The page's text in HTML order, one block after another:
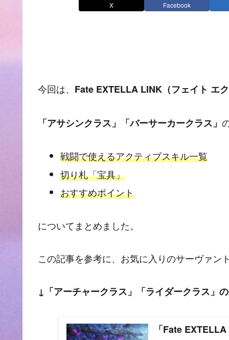
X Facebook
今回は、 Fate EXTELLA LINK（フェイト エ
「アサシンクラス」「バーサーカークラス」
戦闘で使えるアクティブスキル一覧
切り札「宝具」
おすすめポイント
についてまとめました。
この記事を参考に、お気に入りのサーヴァン
↓「アーチャークラス」「ライダークラス」
「Fate